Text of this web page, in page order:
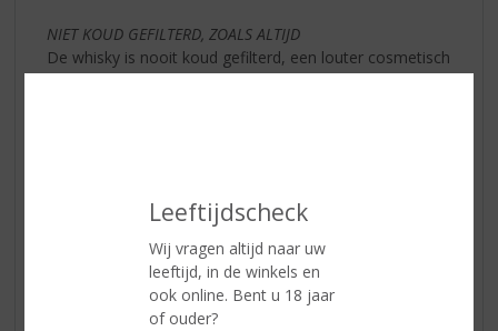
Leeftijdscheck
Wij vragen altijd naar uw
leeftijd, in de winkels en
ook online. Bent u 18 jaar
of ouder?
NIET KOUD GEFILTERD, ZOALS ALTIJD
De whisky is nooit koud gefilterd, een louter cosmetisch
Classic Laddieverschilt subtiel, dus wordt elk
detail gepubliceerd, van de vattypes tot de gerstvariëteit
en herkomst. Surf gewoon naarBruichladdich.com
voer uw unieke flescode in.